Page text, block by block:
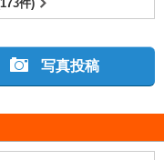
件)
写真投稿